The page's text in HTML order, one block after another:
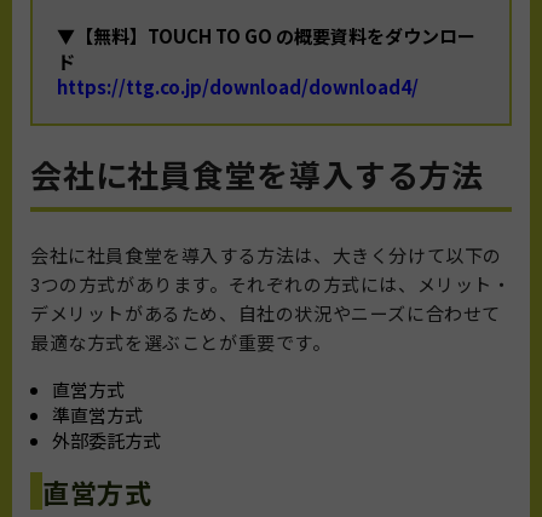
▼【無料】TOUCH TO GO の概要資料をダウンロー
ド
https://ttg.co.jp/download/download4/
会社に社員食堂を導入する方法
会社に社員食堂を導入する方法は、大きく分けて以下の
3つの方式があります。それぞれの方式には、メリット・
デメリットがあるため、自社の状況やニーズに合わせて
最適な方式を選ぶことが重要です。
直営方式
準直営方式
外部委託方式
直営方式